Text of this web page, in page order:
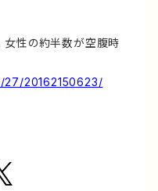
性の約半数が空腹時
20162150623/